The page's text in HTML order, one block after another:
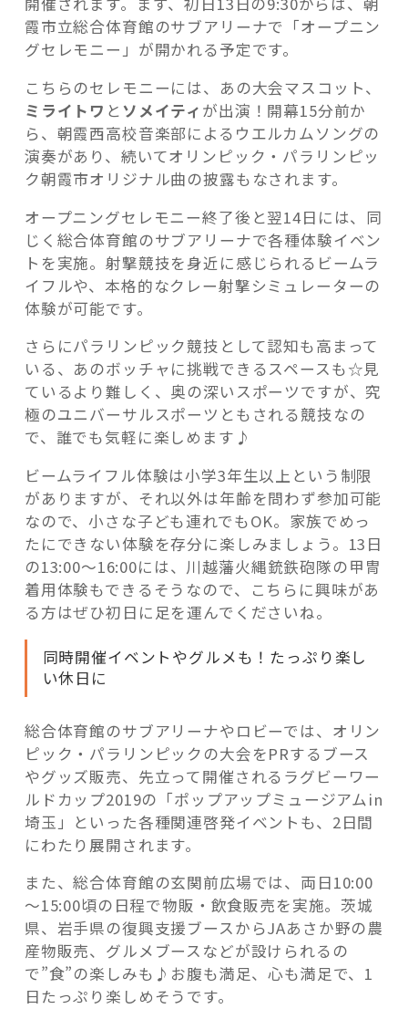
霞市立総合体育館のサブアリーナで「オープニン
グセレモニー」が開かれる予定です。
こちらのセレモニーには、あの大会マスコット、
ミライトワ とソメイティ が出演！開幕15分前か
ら、朝霞西高校音楽部によるウエルカムソングの
演奏があり、続いてオリンピック・パラリンピッ
ク朝霞市オリジナル曲の披露もなされます。
オープニングセレモニー終了後と翌14日には、同
じく総合体育館のサブアリーナで各種体験イベン
トを実施。射撃競技を身近に感じられるビームラ
イフルや、本格的なクレー射撃シミュレーターの
体験が可能です。
さらにパラリンピック競技として認知も高まって
いる、あのボッチャに挑戦できるスペースも☆見
ているより難しく、奥の深いスポーツですが、究
極のユニバーサルスポーツともされる競技なの
で、誰でも気軽に楽しめます♪
ビームライフル体験は小学3年生以上という制限
がありますが、それ以外は年齢を問わず参加可能
なので、小さな子ども連れでもOK。家族でめっ
たにできない体験を存分に楽しみましょう。13日
の13:00～16:00には、川越藩火縄銃鉄砲隊の甲冑
着用体験もできるそうなので、こちらに興味があ
る方はぜひ初日に足を運んでくださいね。
同時開催イベントやグルメも！たっぷり楽し
い休日に
総合体育館のサブアリーナやロビーでは、オリン
ピック・パラリンピックの大会をPRするブース
やグッズ販売、先立って開催されるラグビーワー
ルドカップ2019の「ポップアップミュージアムin
埼玉」といった各種関連啓発イベントも、2日間
にわたり展開されます。
また、総合体育館の玄関前広場では、両日10:00
～15:00頃の日程で物販・飲食販売を実施。茨城
県、岩手県の復興支援ブースからJAあさか野の農
産物販売、グルメブースなどが設けられるの
で”食”の楽しみも♪お腹も満足、心も満足で、1
日たっぷり楽しめそうです。